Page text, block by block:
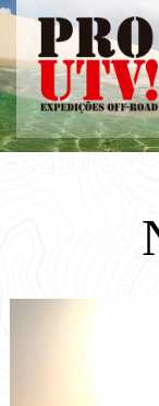
Skip
content